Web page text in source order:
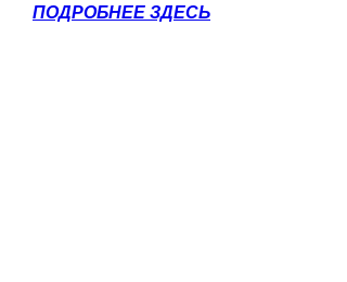
ПОДРОБНЕЕ ЗДЕСЬ